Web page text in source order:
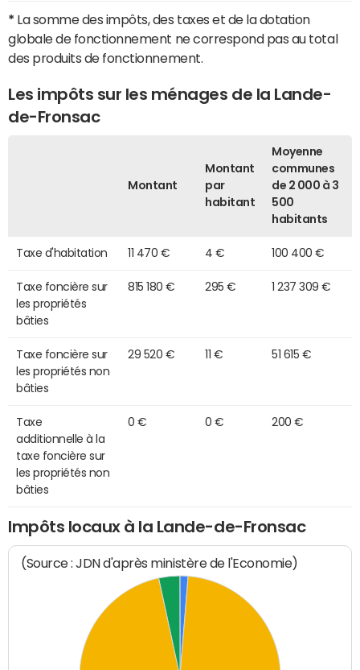
* La somme des impôts, des taxes et de la dotation
globale de fonctionnement ne correspond pas au total
des produits de fonctionnement.
Les impôts sur les ménages de la Lande-
de-Fronsac
Montant
Montant
par
habitant
Moyenne
communes
de 2 000 à 3
500
habitants
Taxe d'habitation 11 470 € 4 € 100 400 €
Taxe foncière sur
les propriétés
bâties
815 180 € 295 € 1 237 309 €
Taxe foncière sur
les propriétés non
bâties
29 520 € 11 € 51 615 €
Taxe
additionnelle à la
taxe foncière sur
les propriétés non
bâties
0 € 0 € 200 €
Impôts locaux à la Lande-de-Fronsac
(Source : JDN d'après ministère de l'Economie)